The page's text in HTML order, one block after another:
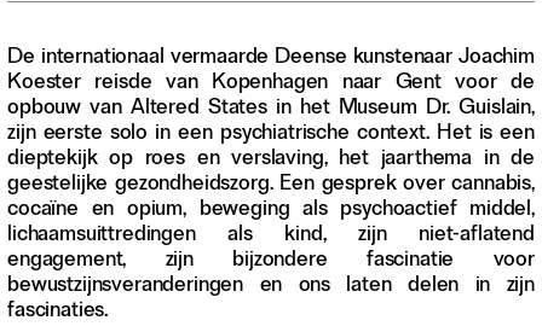
Abonneren
Adverteren
Nieuwsbrief
Over GLEAN
Contact
Waar is GLEAN te koop
Privacy
Instagram
Facebook
De internationaal vermaarde Deense kunstenaar Joachim
Koester reisde van Kopenhagen naar Gent voor de
opbouw van Altered States in het Museum Dr. Guislain,
zijn eerste solo in een psychiatrische context. Het is een
dieptekijk op roes en verslaving, het jaarthema in de
geestelijke gezondheidszorg. Een gesprek over cannabis,
cocaïne en opium, beweging als psychoactief middel,
lichaamsuittredingen als kind, zijn niet-aflatend
engagement, zijn bijzondere fascinatie voor
bewustzijnsveranderingen en ons laten delen in zijn
fascinaties.